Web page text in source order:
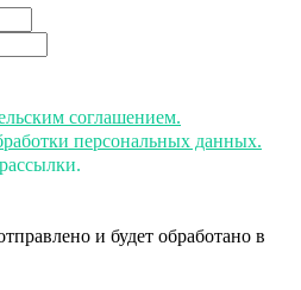
соглашением.
персональных данных.
и будет обработано в